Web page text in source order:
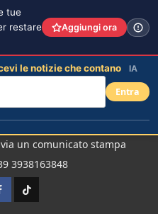
un comunicato stampa
3938163848
TikTok
tue
restare
Aggiungi ora
le notizie che contano IA
Entra